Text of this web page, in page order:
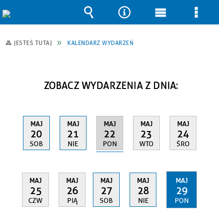
JESTEŚ TUTAJ KALENDARZ WYDARZEŃ
ZOBACZ WYDARZENIA Z DNIA:
MAJ
20
SOB
MAJ
21
NIE
MAJ
22
PON
MAJ
23
WTO
MAJ
24
ŚRO
MAJ
25
CZW
MAJ
26
PIĄ
MAJ
27
SOB
MAJ
28
NIE
MAJ
29
PON
Wyszukiwarka
Narzędzia
Menu Menu